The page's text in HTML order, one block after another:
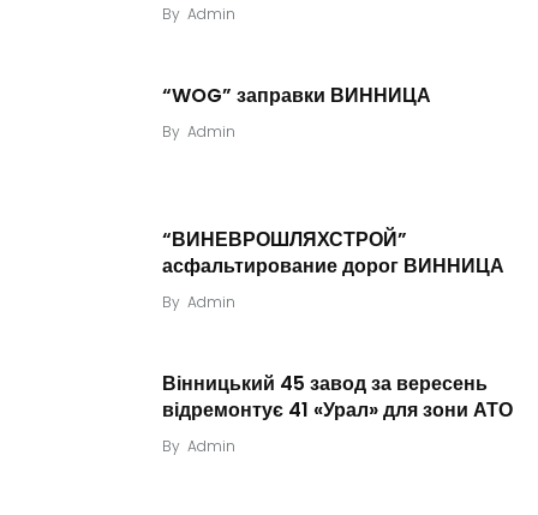
By Admin
“WOG” заправки ВИННИЦА
By Admin
“ВИНЕВРОШЛЯХСТРОЙ”
асфальтирование дорог ВИННИЦА
By Admin
Вінницький 45 завод за вересень
відремонтує 41 «Урал» для зони АТО
By Admin